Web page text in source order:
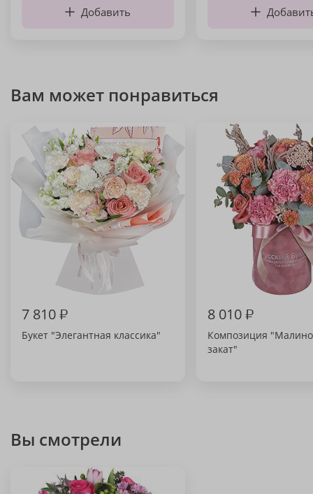
Добавить
Вам может понравиться
7 810₽
Букет "Элегантная классика"
8 010₽
Композиция
закат"
Вы смотрели